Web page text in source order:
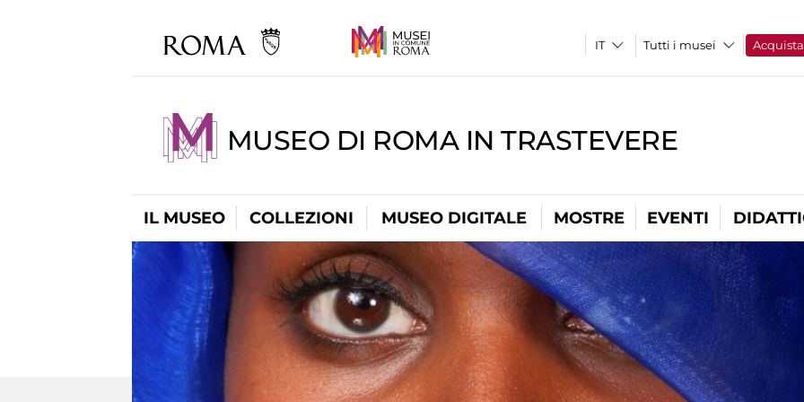
Tutti i musei Acquista
MUSEO DI ROMA IN TRASTEVERE
IL MUSEO COLLEZIONI MUSEO DIGITALE MOSTRE EVENTI